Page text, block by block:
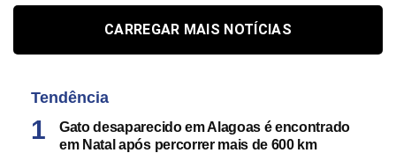
CARREGAR MAIS NOTÍCIAS
Tendência
Gato desaparecido em Alagoas é encontrado
em Natal após percorrer mais de 600 km